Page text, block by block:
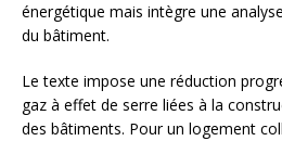
énergétique mais intègre une
du bâtiment.
Le texte impose une réduction
gaz à effet de serre liées à la
des bâtiments. Pour un logement